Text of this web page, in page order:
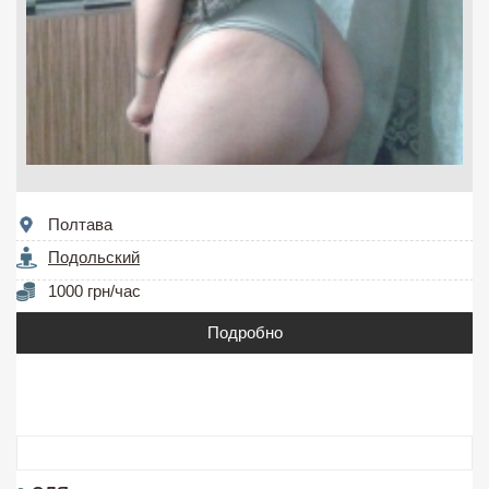
Полтава
Подольский
1000 грн/час
Подробно